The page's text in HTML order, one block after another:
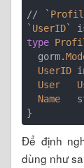
// `
` UserID
type
  gorm.
UserID
User
Name
Để định
dùng như